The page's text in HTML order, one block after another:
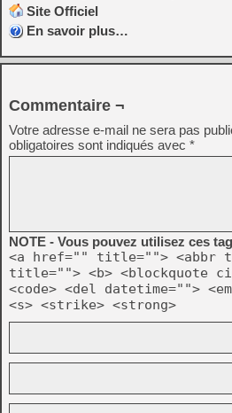
Site Officiel
En savoir plus…
Commentaire ¬
Votre adresse e-mail ne sera pas
obligatoires sont indiqués avec *
NOTE - Vous pouvez utilisez ces
<a href="" title=""> <abbr
title=""> <b> <blockquote
<code> <del datetime="">
<s> <strike> <strong>